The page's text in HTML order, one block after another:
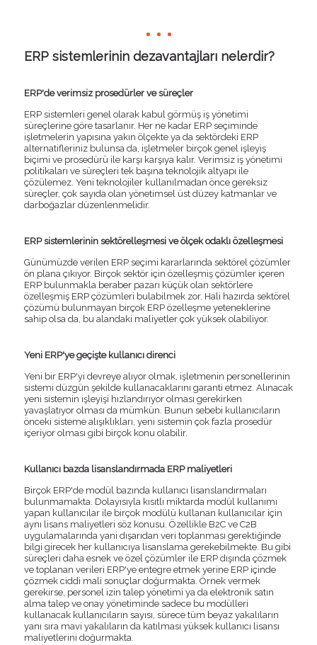
ERP sistemlerinin dezavantajları nelerdir?
ERP'de verimsiz prosedürler ve süreçler
ERP sistemleri genel olarak kabul görmüş iş yönetimi
süreçlerine göre tasarlanır. Her ne kadar ERP seçiminde
işletmelerin yapısına yakın ölçekte ya da sektördeki ERP
alternatifleriniz bulunsa da, işletmeler birçok genel işleyiş
biçimi ve prosedürü ile karşı karşıya kalır. Verimsiz iş yönetimi
politikaları ve süreçleri tek başına teknolojik altyapı ile
çözülemez. Yeni teknolojiler kullanılmadan önce gereksiz
süreçler, çok sayıda olan yönetimsel üst düzey katmanlar ve
darboğazlar düzenlenmelidir.
ERP sistemlerinin sektörelleşmesi ve ölçek odaklı özelleşmesi
Günümüzde verilen ERP seçimi kararlarında sektörel çözümler
ön plana çıkıyor. Birçok sektör için özelleşmiş çözümler içeren
ERP bulunmakla beraber pazarı küçük olan sektörlere
özelleşmiş ERP çözümleri bulabilmek zor. Hali hazırda sektörel
çözümü bulunmayan birçok ERP özelleşme yeteneklerine
sahip olsa da, bu alandaki maliyetler çok yüksek olabiliyor.
Yeni ERP'ye geçişte kullanıcı direnci
Yeni bir ERP'yi devreye alıyor olmak, işletmenin personellerinin
sistemi düzgün şekilde kullanacaklarını garanti etmez. Alınacak
yeni sistemin işleyişi hızlandırıyor olması gerekirken
yavaşlatıyor olması da mümkün. Bunun sebebi kullanıcıların
önceki sisteme alışıklıkları, yeni sistemin çok fazla prosedür
içeriyor olması gibi birçok konu olabilir.
Kullanıcı bazda lisanslandırmada ERP maliyetleri
Birçok ERP'de modül bazında kullanıcı lisanslandırmaları
bulunmamakta. Dolayısıyla kısıtlı miktarda modül kullanımı
yapan kullanıcılar ile birçok modülü kullanan kullanıcılar için
aynı lisans maliyetleri söz konusu. Özellikle B2C ve C2B
uygulamalarında yani dışarıdan veri toplanması gerektiğinde
bilgi girecek her kullanıcıya lisanslama gerekebilmekte. Bu gibi
süreçleri daha esnek ve özel çözümler ile ERP dışında çözmek
ve toplanan verileri ERP'ye entegre etmek yerine ERP içinde
çözmek ciddi mali sonuçlar doğurmakta. Örnek vermek
gerekirse, personel izin talep yönetimi ya da elektronik satın
alma talep ve onay yönetiminde sadece bu modülleri
kullanacak kullanıcıların sayısı, sürece tüm beyaz yakalıların
yanı sıra mavi yakalıların da katılması yüksek kullanıcı lisansı
maliyetlerini doğurmakta.